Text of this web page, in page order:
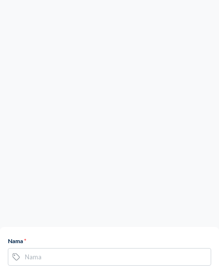
Nama*